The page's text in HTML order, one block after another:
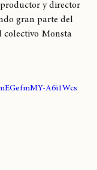
discos de
y director
gran parte del
Monsta
A6i1Wcs